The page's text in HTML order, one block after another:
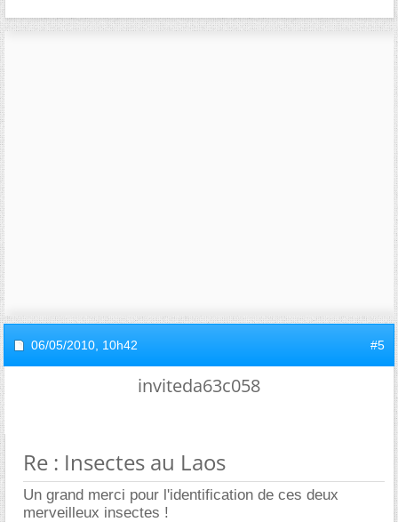
06/05/2010, 10h42 #5
inviteda63c058
Re : Insectes au Laos
Un grand merci pour l'identification de ces deux
merveilleux insectes !